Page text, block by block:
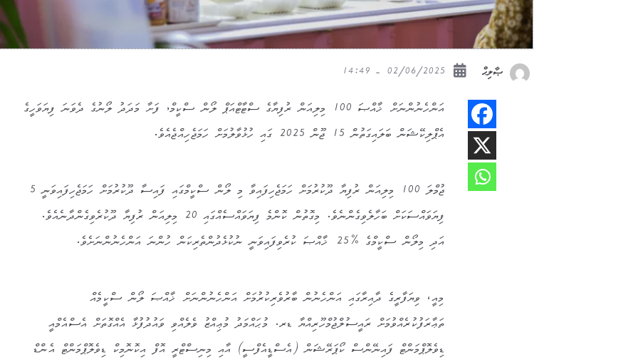
ޞާލިޙް
އަންހެނުންނަށް ޚާއްޞަ 100 މިލިއަން ރުފިޔާގެ ސްޓާޓްއަޕް ލޯން ސްކީމް, ފަށާ މަދަދު ލޯނުގެ ދެވަނަ ފިޔަވަހީގެ
އެޕްލިކޭޝަން ބަލައިގަތުން 15 ޖޫން 2025 ގައި ހުޅުވާލުމަށް ހަމަޖެހިއްޖެއެވެ.
ޖުމްލަ 100 މިލިއަން ރުފިޔާ ދޫކުރުމަށް ހަމަޖެހިފައިވާ މި ލޯން ސްކީމްގައި ފައިސާ ދޫކުރުމަށް ހަމަޖެހިފައިވަނީ 5
ފިޔަވައްސަކަށް ބަހާލެވިގެންނެވެ. މިގޮތުން ކޮންމެ ފިޔަވައްސެއްގައި 20 މިލިއަން ރުފިޔާ ދޫކުރެވިގެންދާނެއެވެ.
އަދި މިލޯން ސްކީމްގެ %25 ޚާއްޞަ ކުރެވިފައިވަނީ ނުކުޅެދުންތެރިކަން ހުންނަ އަންހެނުންނަށެވެ.
މިއީ، ވިޔަފާރީގެ ދާއިރާގައި އަންހެނުން ބާރުވެރިކުރުމަށް އަންހެނުންނަށް ޚާއްޞަ ލޯން ސްކީމެއް
ތަޢާރަފުކުރެއްވުމަށް ރައީސުލްޖުމްހޫރިއްޔާ ޑރ. މުޙައްމަދު މުޢިއްޒު ވެލެއްވި ވައުދުފުޅާ އެއްގޮތަށް އެސްއެމްއީ
ޑިވެލޮޕްމަންޓް ފައިނޭންސް ކޯޕަރޭޝަން (އެސްޑީއެފްސީ) އާއި މިނިސްޓްރީ އޮފް އިކޮނޮމިކް ޑިވެލޮޕްމަންޓް އެންޑް